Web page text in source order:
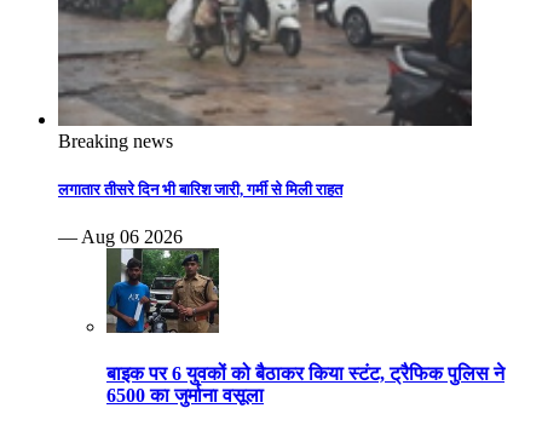
Breaking news
लगातार तीसरे दिन भी बारिश जारी, गर्मी से मिली राहत
— Aug 06 2026
बाइक पर 6 युवकों को बैठाकर किया स्टंट, ट्रैफिक पुलिस ने
6500 का जुर्माना वसूला